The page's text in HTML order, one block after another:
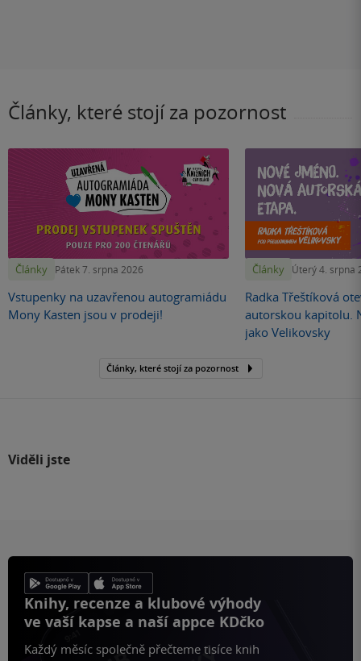
Články, které stojí za pozornost
Články Pátek 7. srpna 2026
Vstupenky na uzavřenou autogramiádu
Mony Kasten jsou v prodeji!
Články Úterý 4. srpna
Radka Třeštíková
autorskou kapitolu.
jako Velikovsky
Články, které stojí za pozornost
Viděli jste
Knihy, recenze a klubové výhody
ve vaší kapse a naší appce KDčko
Každý měsíc společně přečteme tisíce knih